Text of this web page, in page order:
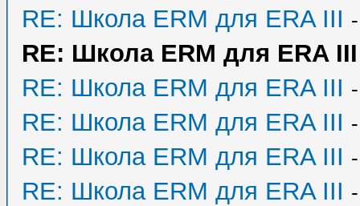
RE: Школа ERM для ERA III
RE: Школа ERM для ERA III
RE: Школа ERM для ERA III
RE: Школа ERM для ERA III
RE: Школа ERM для ERA III
RE: Школа ERM для ERA III